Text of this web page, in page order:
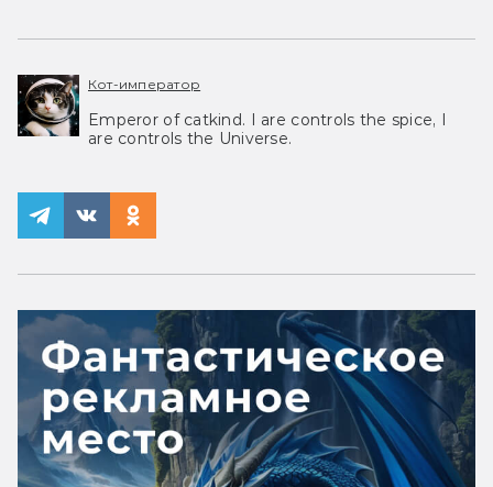
Кот-император
Emperor of catkind. I are controls the spice, I
are controls the Universe.